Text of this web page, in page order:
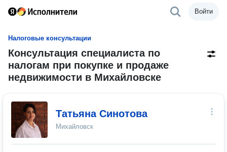
Войти
Налоговые консультации
Консультация специалиста по
налогам при покупке и продаже
недвижимости в Михайловске
Татьяна Синотова
Михайловск